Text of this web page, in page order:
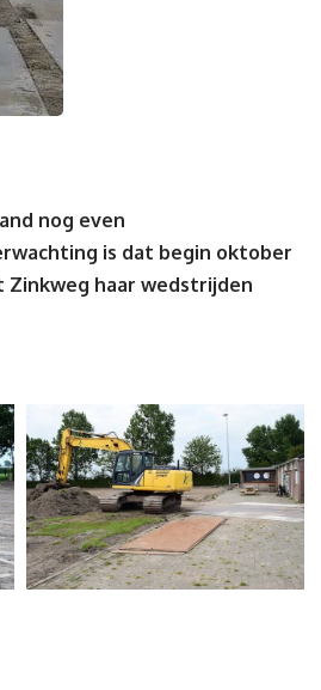
nog even
is dat begin oktober
haar wedstrijden